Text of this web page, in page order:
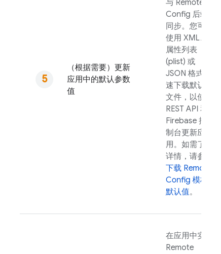
（根据需要）更新
应用中的默认参数
值
与 Remote
Config 后端
同步。您可以
使用 XML、
属性列表
(plist) 或
JSON 格式快
速下载默认值
文件，以使用
REST API 和
Firebase 控
制台更新应
用。如需了解
详情，请参阅
下载 Remote
Config 模板
默认值。
在应用中实现
Remote